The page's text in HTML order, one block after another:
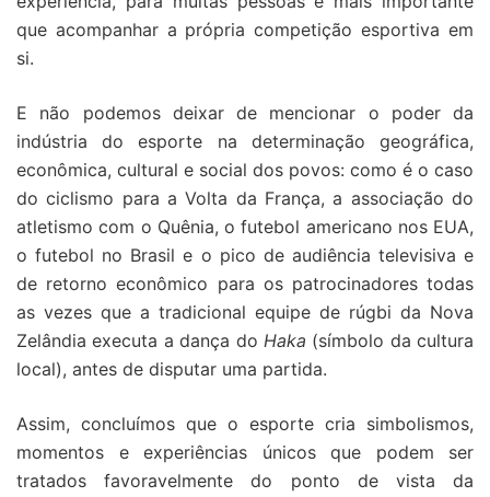
que acompanhar a própria competição esportiva em
si.
E não podemos deixar de mencionar o poder da
indústria do esporte na determinação geográfica,
econômica, cultural e social dos povos: como é o caso
do ciclismo para a Volta da França, a associação do
atletismo com o Quênia, o futebol americano nos EUA,
o futebol no Brasil e o pico de audiência televisiva e
de retorno econômico para os patrocinadores todas
as vezes que a tradicional equipe de rúgbi da Nova
Zelândia executa a dança do Haka (símbolo da cultura
local), antes de disputar uma partida.
Assim, concluímos que o esporte cria simbolismos,
momentos e experiências únicos que podem ser
tratados favoravelmente do ponto de vista da